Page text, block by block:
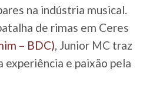
na indústria musical.
de rimas em Ceres
– BDC), Junior MC traz
experiência e paixão pela